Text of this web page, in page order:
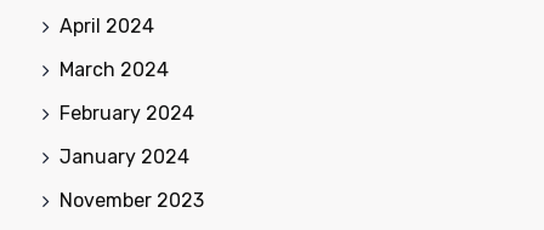
April 2024
March 2024
February 2024
January 2024
November 2023